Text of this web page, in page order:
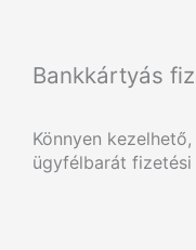
Bankkártyás
Könnyen
ügyfélbarát fizetési